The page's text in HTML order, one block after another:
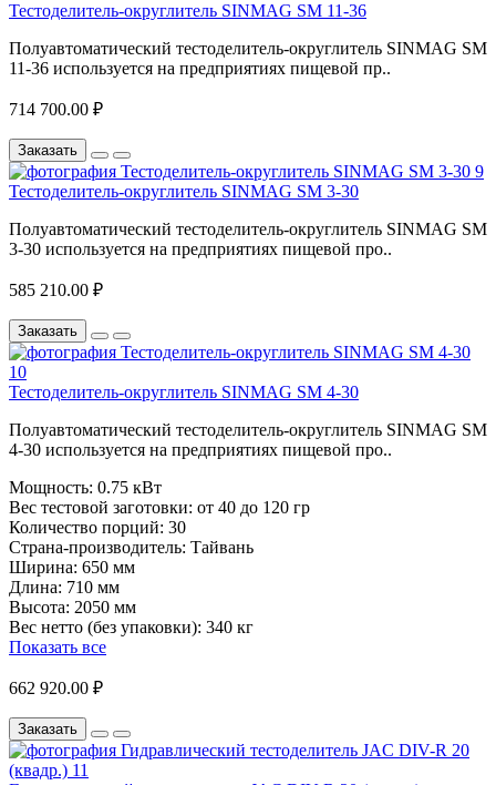
Тестоделитель-округлитель SINMAG SМ 11-36
Полуавтоматический тестоделитель-округлитель SINMAG SМ
11-36 используется на предприятиях пищевой пр..
714 700.00 ₽
Заказать
Тестоделитель-округлитель SINMAG SМ 3-30
Полуавтоматический тестоделитель-округлитель SINMAG SМ
3-30 используется на предприятиях пищевой про..
585 210.00 ₽
Заказать
Тестоделитель-округлитель SINMAG SМ 4-30
Полуавтоматический тестоделитель-округлитель SINMAG SМ
4-30 используется на предприятиях пищевой про..
Мощность: 0.75 кВт
Вес тестовой заготовки: от 40 до 120 гр
Количество порций: 30
Страна-производитель: Тайвань
Ширина: 650 мм
Длина: 710 мм
Высота: 2050 мм
Вес нетто (без упаковки): 340 кг
Показать все
662 920.00 ₽
Заказать